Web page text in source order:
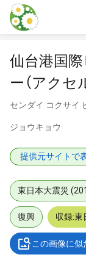
本文に飛ぶ
仙台港国
ー（アクセ
センダイ コクサイ
ジョウキョウ
提供元サイトで
東日本大震災
復興 収録:東
この画像に似